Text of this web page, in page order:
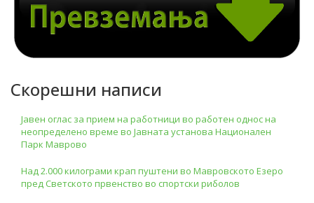
Скорешни написи
Јавен оглас за прием на работници во работен однос на
неопределено време во Јавната установа Национален
Парк Маврово
Над 2.000 килограми крап пуштени во Мавровското Езеро
пред Светското првенство во спортски риболов